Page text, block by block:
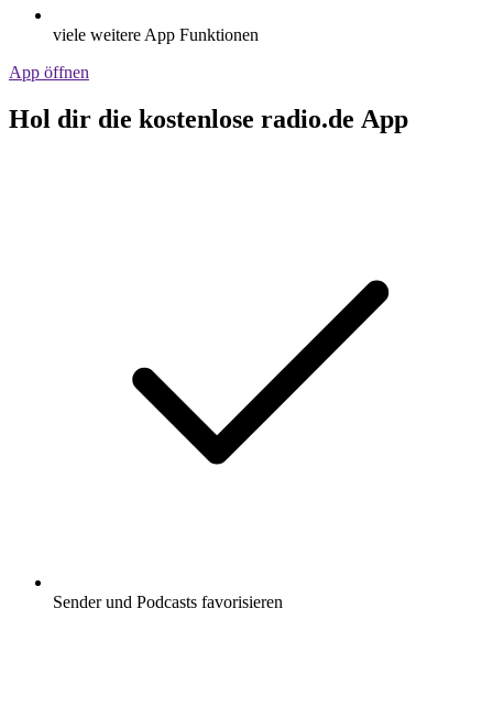
viele weitere App Funktionen
App öffnen
Hol dir die kostenlose radio.de App
Sender und Podcasts favorisieren